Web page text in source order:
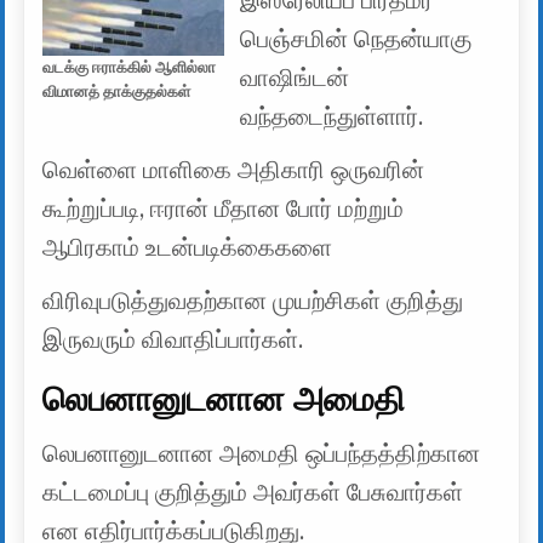
வடக்கு ஈராக்கில் ஆளில்லா
விமானத் தாக்குதல்கள்
பெஞ்சமின் நெதன்யாகு
வாஷிங்டன்
வந்தடைந்துள்ளார்.
வெள்ளை மாளிகை அதிகாரி ஒருவரின்
கூற்றுப்படி, ஈரான் மீதான போர் மற்றும்
ஆபிரகாம் உடன்படிக்கைகளை
விரிவுபடுத்துவதற்கான முயற்சிகள் குறித்து
இருவரும் விவாதிப்பார்கள்.
லெபனானுடனான அமைதி
லெபனானுடனான அமைதி ஒப்பந்தத்திற்கான
கட்டமைப்பு குறித்தும் அவர்கள் பேசுவார்கள்
என எதிர்பார்க்கப்படுகிறது.